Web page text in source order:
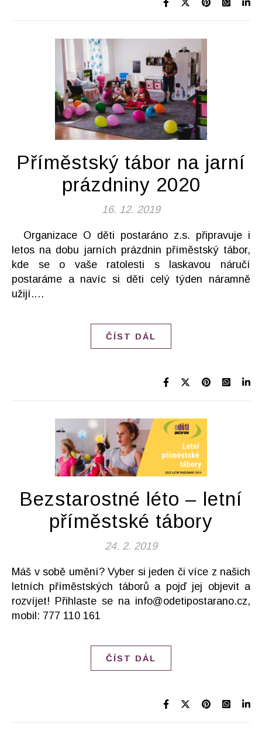
Příměstský tábor na jarní
prázdniny 2020
16. 12. 2019
Organizace O děti postaráno z.s. připravuje i
letos na dobu jarních prázdnin příměstský tábor,
kde se o vaše ratolesti s laskavou náručí
postaráme a navíc si děti celý týden náramně
užijí.…
ČÍST DÁL
Bezstarostné léto – letní
příměstské tábory
24. 2. 2019
Máš v sobě umění? Vyber si jeden či více z našich
letních příměstských táborů a pojď jej objevit a
rozvíjet! Přihlaste se na info@odetipostarano.cz,
mobil: 777 110 161
ČÍST DÁL